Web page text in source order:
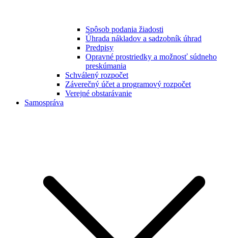
Spôsob podania žiadosti
Úhrada nákladov a sadzobník úhrad
Predpisy
Opravné prostriedky a možnosť súdneho
preskúmania
Schválený rozpočet
Záverečný účet a programový rozpočet
Verejné obstarávanie
Samospráva